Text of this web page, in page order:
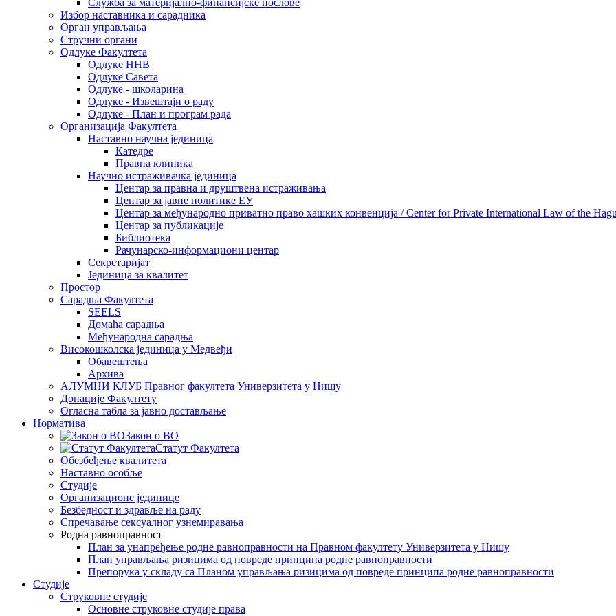
Служба за материјално-финансијске послове
Избор наставника и сарадника
Oрган управљања
Стручни органи
Одлуке Факултета
Одлуке ННВ
Одлуке Савета
Одлуке - школарина
Одлуке - Извештаји о раду
Одлуке - План и програм рада
Организација Факултета
Наставно научна јединица
Катедре
Правна клиника
Научно истраживачка јединица
Центар за правна и друштвена истраживања
Центар за јавне политике ЕУ
Центар за међународно приватно право хашких конвенција / Center for Private International Law of the
Центар за публикације
Библиотека
Рачунарско-информациони центар
Секретаријат
Јединица за квалитет
Простор
Сарадња Факултета
SEELS
Домаћа сарадња
Међународна сарадња
Високошколска јединица у Медвеђи
Обавештења
Архива
АЛУМНИ КЛУБ Правног факултета Универзитета у Нишу
Донације Факултету
Огласна табла за јавно достављање
Норматива
Закон о ВО
Статут Факултета
Обезбеђење квалитета
Наставно особље
Студије
Организационе јединице
Безбедност и здравље на раду
Спречавање сексуалног узнемиравања
Родна равноправност
План за унапређење родне равноправности на Правном факултету Универзитета у Нишу
План управљања ризицима од повреде принципа родне равноправности
Препорука у складу са Планом управљања ризицима од повреде принципа родне равноправности
Студије
Струковне студије
Основне струковне студије права